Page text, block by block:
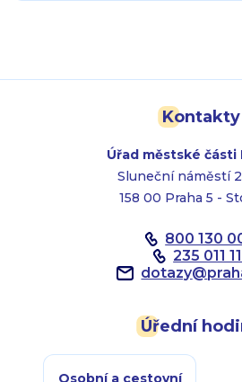
Kontakty
Úřad městské části
Sluneční náměstí
158 00 Praha 5 -
800 130
235 011
dotazy@
Úřední
Osobní a cestovní